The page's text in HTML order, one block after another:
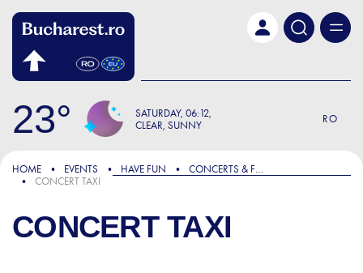
23 SATURDAY 06:12
CLEAR, SUNNY
RO
HOME EVENTS HAVE FUN
CONCERTS & FESTIVALS
CONCERT TAXI
CONCERT TAXI